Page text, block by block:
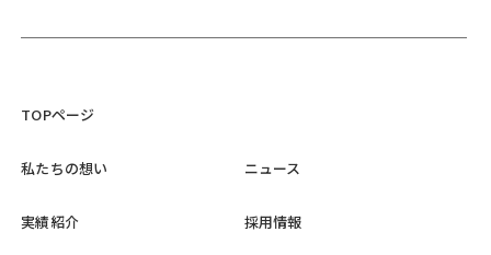
TOPページ
私たちの想い ニュース
実績紹介 採用情報